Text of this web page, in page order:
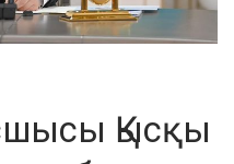
Қысқы